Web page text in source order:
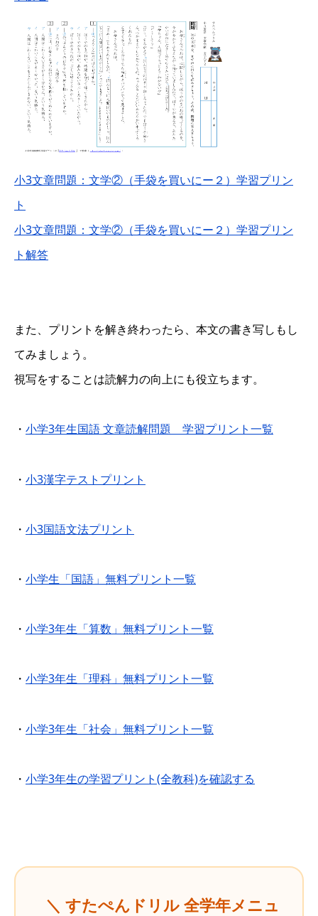
小3文章問題：文学②（手袋を買いにー２）学習プリン
ト
小3文章問題：文学②（手袋を買いにー２）学習プリン
ト解答
また、プリントを解き終わったら、本文の書き写しもし
てみましょう。
視写をすることは読解力の向上にも役立ちます。
・ 小学3年生国語 文章読解問題 学習プリント一覧
・ 小3漢字テストプリント
・ 小3国語文法プリント
・ 小学生「国語」無料プリント一覧
・ 小学3年生「算数」無料プリント一覧
・ 小学3年生「理科」無料プリント一覧
・ 小学3年生「社会」無料プリント一覧
・ 小学3年生の学習プリント(全教科)を確認する
＼ すたぺんドリル 全学年メニュ